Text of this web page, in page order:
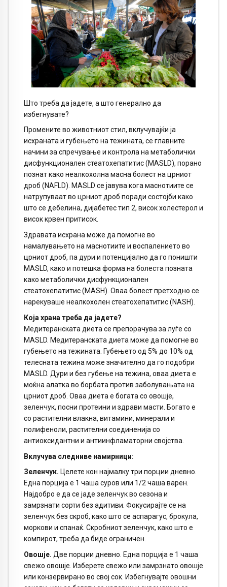
Што треба да јадете, а што генерално да
избегнувате?
Промените во животниот стил, вклучувајќи ја
исхраната и губењето на тежината, се главните
начини за спречување и контрола на метаболички
дисфункционален стеатохепатитис (MASLD), порано
познат како неалкохолна масна болест на црниот
дроб (NAFLD). MASLD се јавува кога маснотиите се
натрупуваат во црниот дроб поради состојби како
што се дебелина, дијабетес тип 2, висок холестерол и
висок крвен притисок.
Здравата исхрана може да помогне во
намалувањето на маснотиите и воспалението во
црниот дроб, па дури и потенцијално да го поништи
MASLD, како и потешка форма на болеста позната
како метаболички дисфункционален
стеатохепатитис (MASH). Оваа болест претходно се
нарекуваше неалкохолен стеатохепатитис (NASH).
Која храна треба да јадете?
Медитеранската диета се препорачува за луѓе со
MASLD. Медитеранската диета може да помогне во
губењето на тежината. Губењето од 5% до 10% од
телесната тежина може значително да го подобри
MASLD. Дури и без губење на тежина, оваа диета е
моќна алатка во борбата против заболувањата на
црниот дроб. Оваа диета е богата со овошје,
зеленчук, посни протеини и здрави масти. Богато е
со растителни влакна, витамини, минерали и
полифеноли, растителни соединенија со
антиоксидантни и антиинфламаторни својства.
Вклучува следниве намирници:
Зеленчук. Целете кон најмалку три порции дневно.
Една порција е 1 чаша суров или 1/2 чаша варен.
Најдобро е да се јаде зеленчук во сезона и
замрзнати сорти без адитиви. Фокусирајте се на
зеленчук без скроб, како што се аспарагус, брокула,
моркови и спанаќ. Скробниот зеленчук, како што е
компирот, треба да биде ограничен.
Овошје. Две порции дневно. Една порција е 1 чаша
свежо овошје. Изберете свежо или замрзнато овошје
или конзервирано во свој сок. Избегнувајте овошни